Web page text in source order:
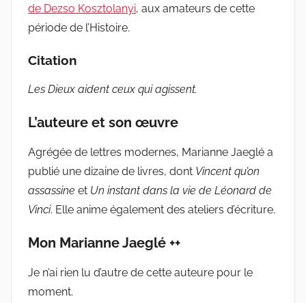
de Dezso Kosztolanyi, aux amateurs de cette
période de l’Histoire.
Citation
Les Dieux aident ceux qui agissent.
L’auteure et son œuvre
Agrégée de lettres modernes, Marianne Jaeglé a
publié une dizaine de livres, dont Vincent qu’on
assassine et Un instant dans la vie de Léonard de
Vinci. Elle anime également des ateliers d’écriture.
Mon Marianne Jaeglé ++
Je n’ai rien lu d’autre de cette auteure pour le
moment.